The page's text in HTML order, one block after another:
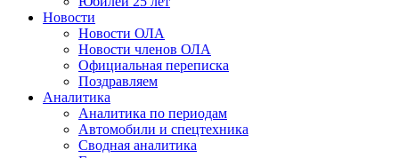
Новости
Новости ОЛА
Новости членов ОЛА
Официальная переписка
Поздравляем
Аналитика
Аналитика по периодам
Автомобили и спецтехника
Сводная аналитика